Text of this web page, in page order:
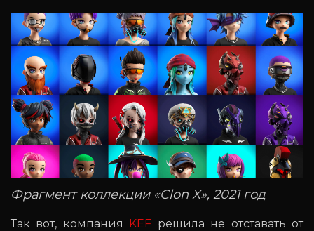
Фрагмент коллекции «Clon X», 2021 год
Так вот, компания KEF решила не отставать от